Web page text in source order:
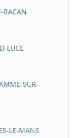
LUCE
SUR-
LE-MANS